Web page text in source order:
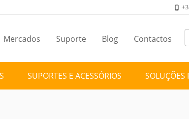
phone_iphone
Mercados Suporte Blog Contactos
SUPORTES E ACESSÓRIOS SOLUÇÕES